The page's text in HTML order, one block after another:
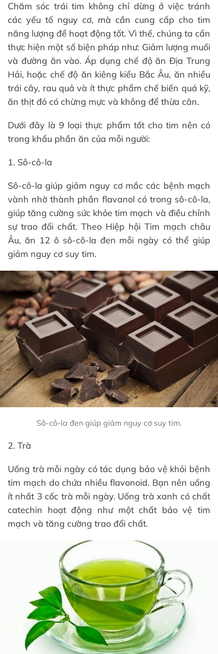
Chăm sóc trái tim không chỉ dừng ở việc tránh
các yếu tố nguy cơ, mà cần cung cấp cho tim
năng lượng để hoạt động tốt. Vì thế, chúng ta cần
thực hiện một số biện pháp như: Giảm lượng muối
và đường ăn vào. Áp dụng chế độ ăn Địa Trung
Hải, hoặc chế độ ăn kiêng kiểu Bắc Âu, ăn nhiều
trái cây, rau quả và ít thực phẩm chế biến quá kỹ,
ăn thịt đỏ có chừng mực và không để thừa cân.
Dưới đây là 9 loại thực phẩm tốt cho tim nên có
trong khẩu phần ăn của mỗi người:
1. Sô-cô-la
Sô-cô-la giúp giảm nguy cơ mắc các bệnh mạch
vành nhờ thành phần flavanol có trong sô-cô-la,
giúp tăng cường sức khỏe tim mạch và điều chỉnh
sự trao đổi chất. Theo Hiệp hội Tim mạch châu
Âu, ăn 12 ô sô-cô-la đen mỗi ngày có thể giúp
giảm nguy cơ suy tim.
Sô-cô-la đen giúp giảm nguy cơ suy tim.
2. Trà
Uống trà mỗi ngày có tác dụng bảo vệ khỏi bệnh
tim mạch do chứa nhiều flavonoid. Bạn nên uống
ít nhất 3 cốc trà mỗi ngày. Uống trà xanh có chất
catechin hoạt động như một chất bảo vệ tim
mạch và tăng cường trao đổi chất.